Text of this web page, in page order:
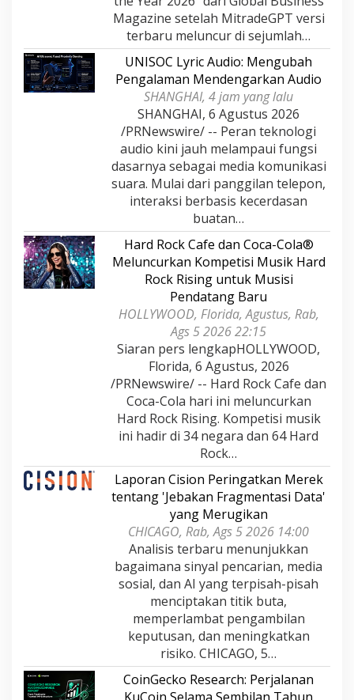
Magazine setelah MitradeGPT versi
terbaru meluncur di sejumlah…
UNISOC Lyric Audio: Mengubah
Pengalaman Mendengarkan Audio
SHANGHAI, 4 jam yang lalu
SHANGHAI, 6 Agustus 2026
/PRNewswire/ -- Peran teknologi
audio kini jauh melampaui fungsi
dasarnya sebagai media komunikasi
suara. Mulai dari panggilan telepon,
interaksi berbasis kecerdasan
buatan…
Hard Rock Cafe dan Coca-Cola®
Meluncurkan Kompetisi Musik Hard
Rock Rising untuk Musisi
Pendatang Baru
HOLLYWOOD, Florida, Agustus, Rab,
Ags 5 2026 22:15
Siaran pers lengkapHOLLYWOOD,
Florida, 6 Agustus, 2026
/PRNewswire/ -- Hard Rock Cafe dan
Coca-Cola hari ini meluncurkan
Hard Rock Rising. Kompetisi musik
ini hadir di 34 negara dan 64 Hard
Rock…
Laporan Cision Peringatkan Merek
tentang 'Jebakan Fragmentasi Data'
yang Merugikan
CHICAGO, Rab, Ags 5 2026 14:00
Analisis terbaru menunjukkan
bagaimana sinyal pencarian, media
sosial, dan AI yang terpisah-pisah
menciptakan titik buta,
memperlambat pengambilan
keputusan, dan meningkatkan
risiko. CHICAGO, 5…
CoinGecko Research: Perjalanan